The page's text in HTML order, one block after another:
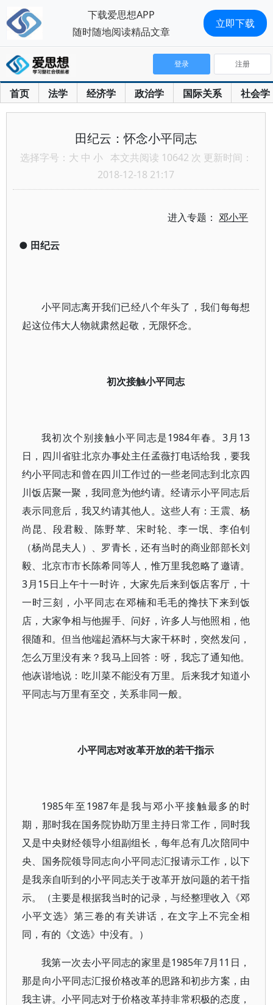
首页 法学 经济学 政治学 国际关系 社会学
登录 注册
田纪云：怀念小平同志
选择字号： 大 中 小 本文共阅读 10642 次 更新时间：
2018-12-18 21:17
进入专题：邓小平
● 田纪云
小平同志离开我们已经八个年头了，我们每每想
起这位伟大人物就肃然起敬，无限怀念。
初次接触小平同志
我初次个别接触小平同志是1984年春。3月13
日，四川省驻北京办事处主任孟薇打电话给我，要我
约小平同志和曾在四川工作过的一些老同志到北京四
川饭店聚一聚，我同意为他约请。经请示小平同志后
表示同意后，我又约请其他人。这些人有：王震、杨
尚昆、段君毅、陈野苹、宋时轮、李一氓、李伯钊
（杨尚昆夫人）、罗青长，还有当时的商业部部长刘
毅、北京市市长陈希同等人，惟万里我忽略了邀请。
3月15日上午十一时许，大家先后来到饭店客厅，十
一时三刻，小平同志在邓楠和毛毛的搀扶下来到饭
店，大家争相与他握手、问好，许多人与他照相，他
很随和。但当他端起酒杯与大家干杯时，突然发问，
怎么万里没有来？我马上回答：呀，我忘了通知他。
他诙谐地说：吃川菜不能没有万里。后来我才知道小
平同志与万里有至交，关系非同一般。
小平同志对改革开放的若干指示
1985年至1987年是我与邓小平接触最多的时
期，那时我在国务院协助万里主持日常工作，同时我
又是中央财经领导小组副组长，每年总有几次陪同中
央、国务院领导同志向小平同志汇报请示工作，以下
是我亲自听到的小平同志关于改革开放问题的若干指
示。（主要是根据我当时的记录，与经整理收入《邓
小平文选》第三卷的有关讲话，在文字上不完全相
同，有的《文选》中没有。）
我第一次去小平同志的家里是1985年7月11日，
那是向小平同志汇报价格改革的思路和初步方案，由
我主讲。小平同志对于价格改革持非常积极的态度，
下载爱思想APP
随时随地阅读精品文章
立即下载